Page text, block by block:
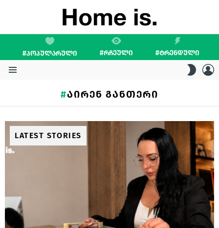
#ᲞᲝᲞᲣᲚᲐᲠᲣᲚᲘ #ᲠᲩᲔᲣᲚᲘ #ᲢᲠᲔᲜᲓᲣᲚᲘ
SKIN
ᲐᲘᲠᲔᲜ ᲒᲐᲜᲗᲔᲠᲘ
LATEST STORIES